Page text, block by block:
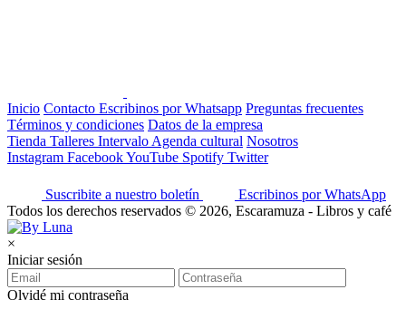
Inicio Contacto Escribinos por Whatsapp Preguntas frecuentes
Términos y condiciones Datos de la empresa
Tienda Talleres Intervalo Agenda cultural Nosotros
Instagram FacebookYouTube Spotify Twitter
Suscribite a nuestro boletín
Escribinos por WhatsApp
Todos los derechos reservados © 2026, Escaramuza - Libros y café
×
Iniciar sesión
Olvidé mi contraseña